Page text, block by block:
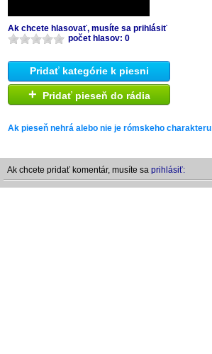
Ak chcete hlasovať, musíte sa prihlásiť
počet hlasov: 0
Pridať kategórie k piesni
+ Pridať pieseň do rádia
Ak pieseň nehrá alebo nie je rómskeho charakteru
Ak chcete pridať komentár, musíte sa prihlásiť: